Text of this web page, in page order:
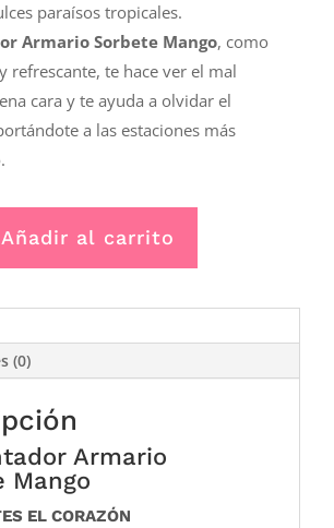
paraísos tropicales.
Armario Sorbete Mango, como
refrescante, te hace ver el mal
cara y te ayuda a olvidar el
a las estaciones más
Añadir al carrito
(0)
Armario
Mango
EL CORAZÓN